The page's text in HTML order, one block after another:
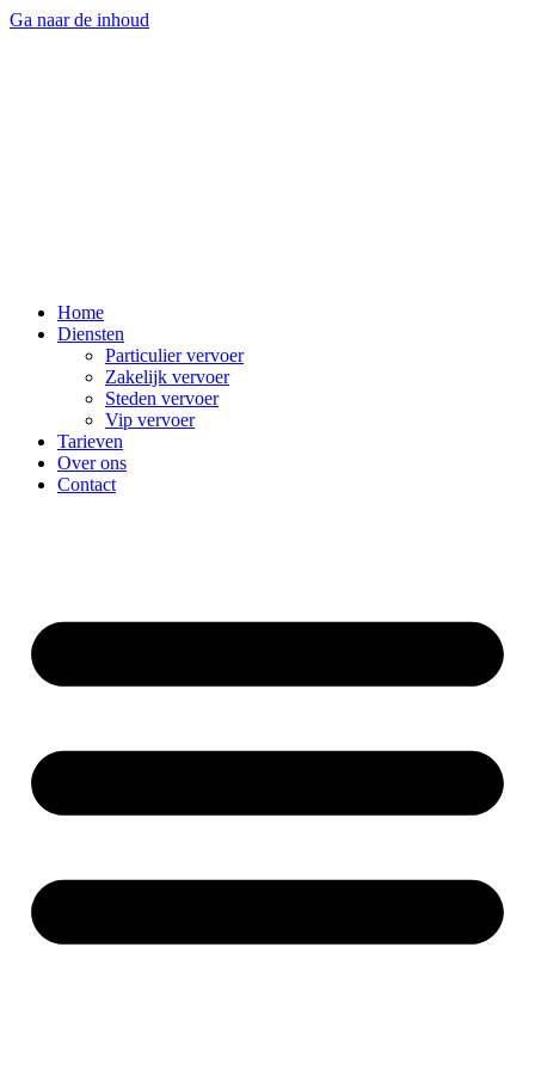
Ga naar de inhoud
Home
Diensten
Particulier vervoer
Zakelijk vervoer
Steden vervoer
Vip vervoer
Tarieven
Over ons
Contact